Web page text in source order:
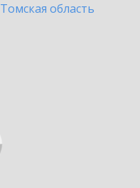
Томская область